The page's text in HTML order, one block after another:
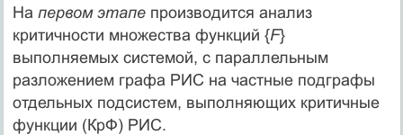
На первом этапепроизводится анализ
критичности множества функций {F}
выполняемых системой, с параллельным
разложением графа РИС на частные подграфы
отдельных подсистем, выполняющих критичные
функции (КрФ) РИС.